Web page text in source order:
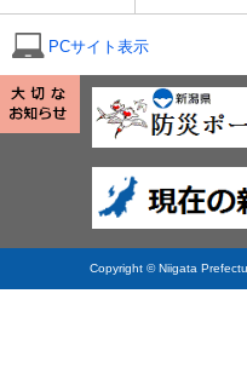
PCサイト表示
Copyright © Niigata